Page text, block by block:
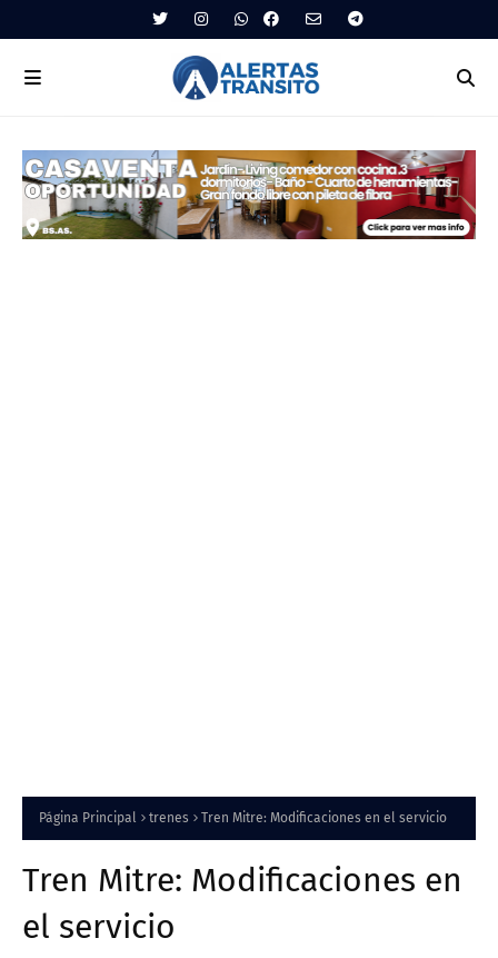
Página Principal trenes Tren Mitre: Modificaciones en el servicio
Tren Mitre: Modificaciones en
el servicio